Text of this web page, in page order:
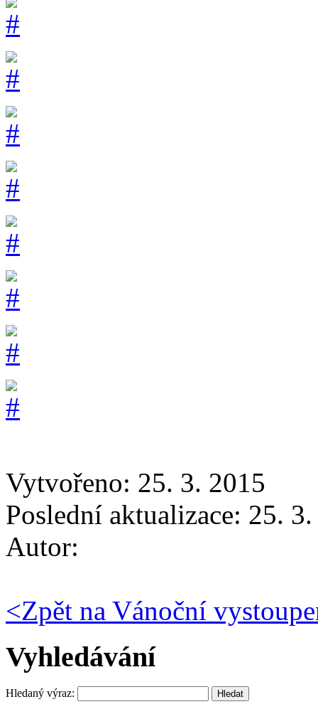
Vytvořeno: 25. 3. 2015
Poslední aktualizace: 25.
Autor:
<Zpět na Vánoční
Vyhledávání
Hledaný výraz: